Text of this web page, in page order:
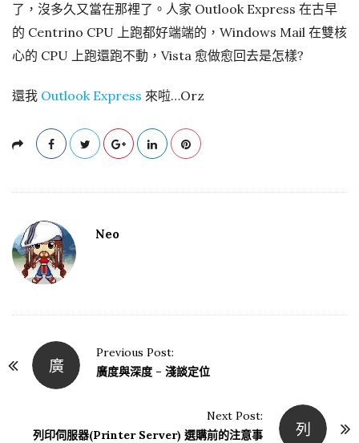
了，沒多久又當在那裡了。人家 Outlook Express 在古早
的 Centrino CPU 上跑都好端端的，Windows Mail 在雙核
心的 CPU 上跑還跑不動，Vista 愈做愈回去是怎樣?
還我 Outlook Express 來啦…Orz
Neo
P
廣
Previous Post:
廣度與深度 – 淺談定位
列
Next Post:
列印伺服器(Printer Server) 選購前的注意事